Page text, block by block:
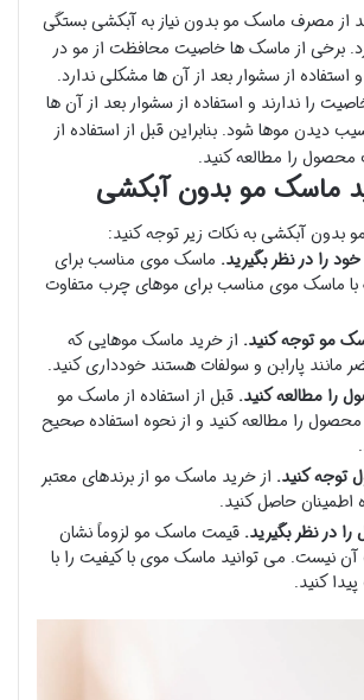
از مصرف ماسک مو بدون نیاز به آبکشی بستگی
برخی از ماسک ها خاصیت محافظت از مو در
و استفاده از سشوار بعد از آن ها مشکلی ندارد.
را ندارند و استفاده از سشوار بعد از آن ها
دیدن موها شود. بنابراین قبل از استفاده از
را مطالعه کنید.
ماسک مو بدون آبکشی
بدون آبکشی به نکات زیر توجه کنید:
را در نظر بگیرید. ماسک موی مناسب برای
ماسک موی مناسب برای موهای چرب متفاوت
مو توجه کنید. از خرید ماسک موهایی که
مانند پارابن و سولفات هستند خودداری کنید.
را مطالعه کنید. قبل از استفاده از ماسک مو
را مطالعه کنید و از نحوه استفاده صحیح
توجه کنید. از خرید ماسک مو از برندهای معتبر
اطمینان حاصل کنید.
در نظر بگیرید. قیمت ماسک مو لزوماً نشان
نیست. می توانید ماسک موی با کیفیت را با
کنید.